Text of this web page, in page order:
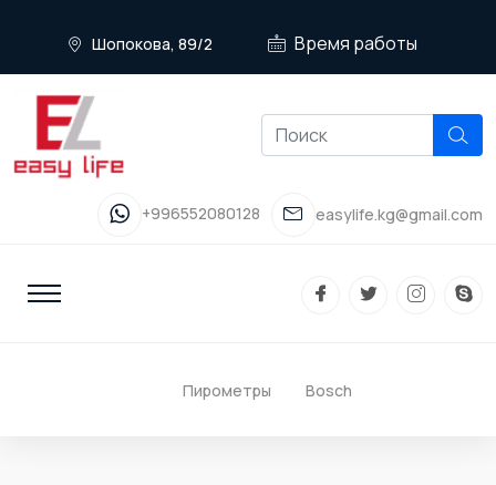
Шопокова, 89/2 Время работы
+996552080128 easylife.kg@gmail.com
Пирометры Bosch